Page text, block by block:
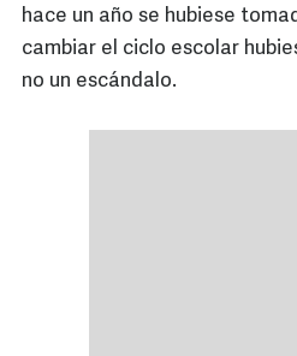
hace un año se hubiese
cambiar el ciclo escolar
no un escándalo.